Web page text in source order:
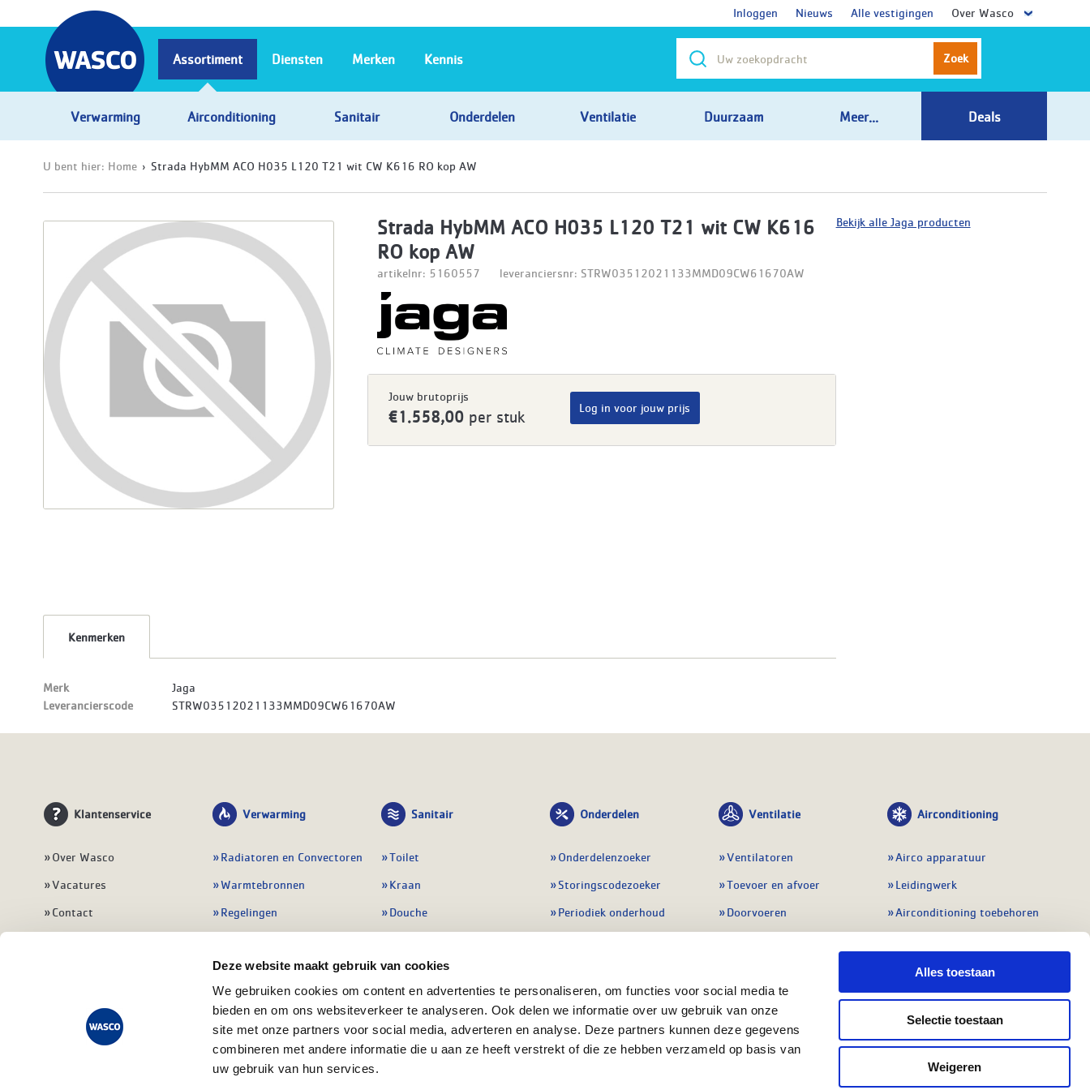
Deze website maakt gebruik van cookies
We gebruiken cookies om content en advertenties te personaliseren, om functies voor social media te
bieden en om ons websiteverkeer te analyseren. Ook delen we informatie over uw gebruik van onze
site met onze partners voor social media, adverteren en analyse. Deze partners kunnen deze gegevens
combineren met andere informatie die u aan ze heeft verstrekt of die ze hebben verzameld op basis van
uw gebruik van hun services.
Alles toestaan
Selectie toestaan
Weigeren
Inloggen Nieuws Alle vestigingen Over Wasco
Zoek
Assortiment
Verwarming Airconditioning Sanitair Onderdelen Ventilatie Duurzaam Meer... Deals
Diensten Merken Kennis
U bent hier: Home Strada HybMM ACO H035 L120 T21 wit CW K616 RO kop AW
Strada HybMM ACO H035 L120 T21 wit CW K616
RO kop AW
artikelnr: 5160557 leveranciersnr: STRW03512021133MMD09CW61670AW
Jouw brutoprijs
€1.558,00 per stuk
Log in voor jouw prijs
Kenmerken
Merk
Jaga
Leverancierscode
STRW03512021133MMD09CW61670AW
Bekijk alle Jaga producten
Klantenservice
Over Wasco
Vacatures
Contact
Veelgestelde vragen
Verwarming
Radiatoren en Convectoren
Warmtebronnen
Regelingen
Leidingwerk
Warmwatertoestellen
Alle verwarming
Sanitair
Toilet
Kraan
Douche
Badmeubel
Afvoeren
Alle sanitair
Onderdelen
Onderdelenzoeker
Storingscodezoeker
Periodiek onderhoud
Preventie & detectie
Alle onderdelen
Ventilatie
Ventilatoren
Toevoer en afvoer
Doorvoeren
Regelingen
Airconditioning
Airco apparatuur
Leidingwerk
Airconditioning toebehoren
Regelapparatuur
Alle koeling